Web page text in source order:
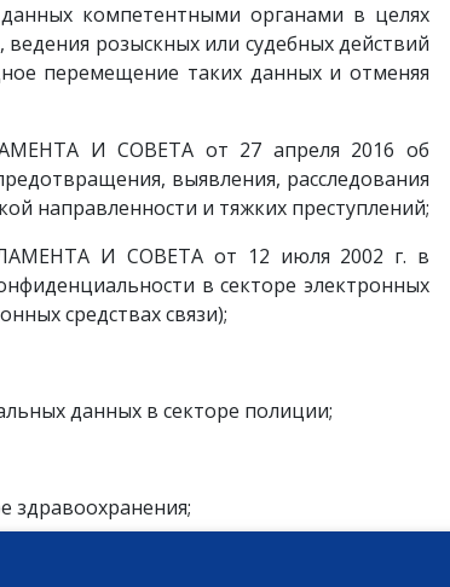
компетентными органами в целях
розыскных или судебных действий
перемещение таких данных и отменяя
И СОВЕТА от 27 апреля 2016 об
выявления, расследования
направленности и тяжких преступлений;
И СОВЕТА от 12 июля 2002 г. в
в секторе электронных
средствах связи);
данных в секторе полиции;